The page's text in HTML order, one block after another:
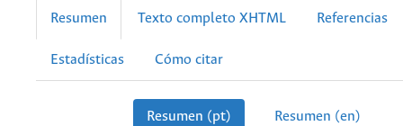
Resumen Texto completo XHTML Referencias
Estadísticas Cómo citar
Resumen (pt) Resumen (en)